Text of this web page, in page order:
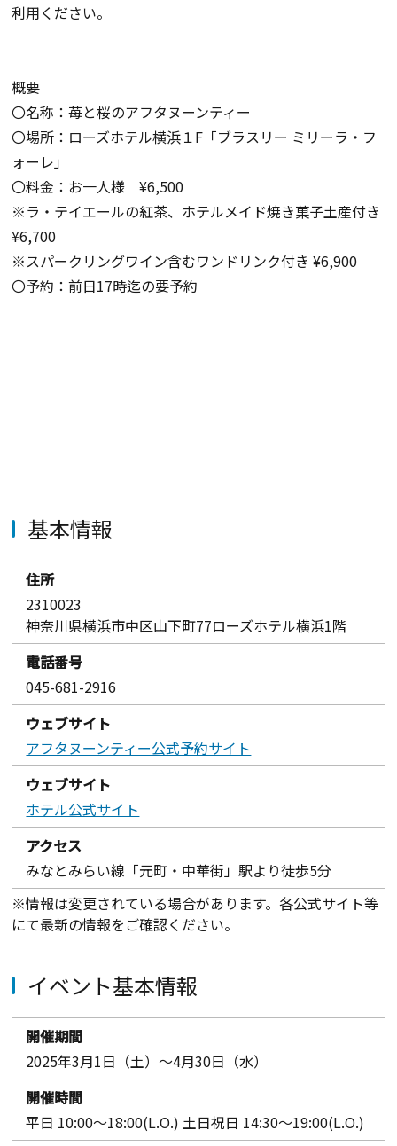
利用ください。
概要
〇名称：苺と桜のアフタヌーンティー
〇場所：ローズホテル横浜１F「ブラスリー ミリーラ・フ
ォーレ」
〇料金：お一人様 ¥6,500
※ラ・テイエールの紅茶、ホテルメイド焼き菓子土産付き
¥6,700
※スパークリングワイン含むワンドリンク付き ¥6,900
〇予約：前日17時迄の要予約
基本情報
住所
2310023
神奈川県横浜市中区山下町77ローズホテル横浜1階
電話番号
045-681-2916
ウェブサイト
アフタヌーンティー公式予約サイト
ウェブサイト
ホテル公式サイト
アクセス
みなとみらい線「元町・中華街」駅より徒歩5分
※情報は変更されている場合があります。各公式サイト等
にて最新の情報をご確認ください。
イベント基本情報
開催期間
2025年3月1日（土）～4月30日（水）
開催時間
平日 10:00～18:00(L.O.) 土日祝日 14:30～19:00(L.O.)